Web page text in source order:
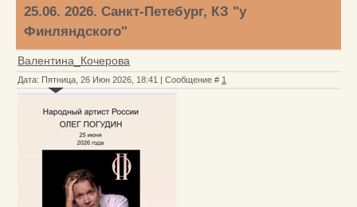
25.06. 2026. Санкт-Петебург, КЗ "у
Финляндского"
Валентина_Кочерова
Дата: Пятница, 26 Июн 2026, 18:41 | Сообщение # 1